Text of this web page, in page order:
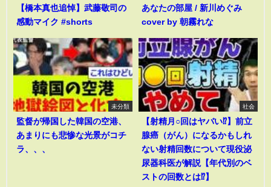
【橋本真也追悼】武藤敬司の
感動マイク #shorts
あなたの部屋 / 新川めぐみ
cover by 朝霧れな
未分類
監督が帰国した韓国の空港、
あまりにも悲惨な光景がコチ
ラ、、、
社会
【射精月○回はヤバい⁉︎】前立
腺癌（がん）になるかもしれ
ない射精回数について現役泌
尿器科医が解説【年代別のベ
ストの回数とは⁉︎】